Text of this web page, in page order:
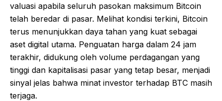
valuasi apabila seluruh pasokan maksimum Bitcoin
telah beredar di pasar. Melihat kondisi terkini, Bitcoin
terus menunjukkan daya tahan yang kuat sebagai
aset digital utama. Penguatan harga dalam 24 jam
terakhir, didukung oleh volume perdagangan yang
tinggi dan kapitalisasi pasar yang tetap besar, menjadi
sinyal jelas bahwa minat investor terhadap BTC masih
terjaga.